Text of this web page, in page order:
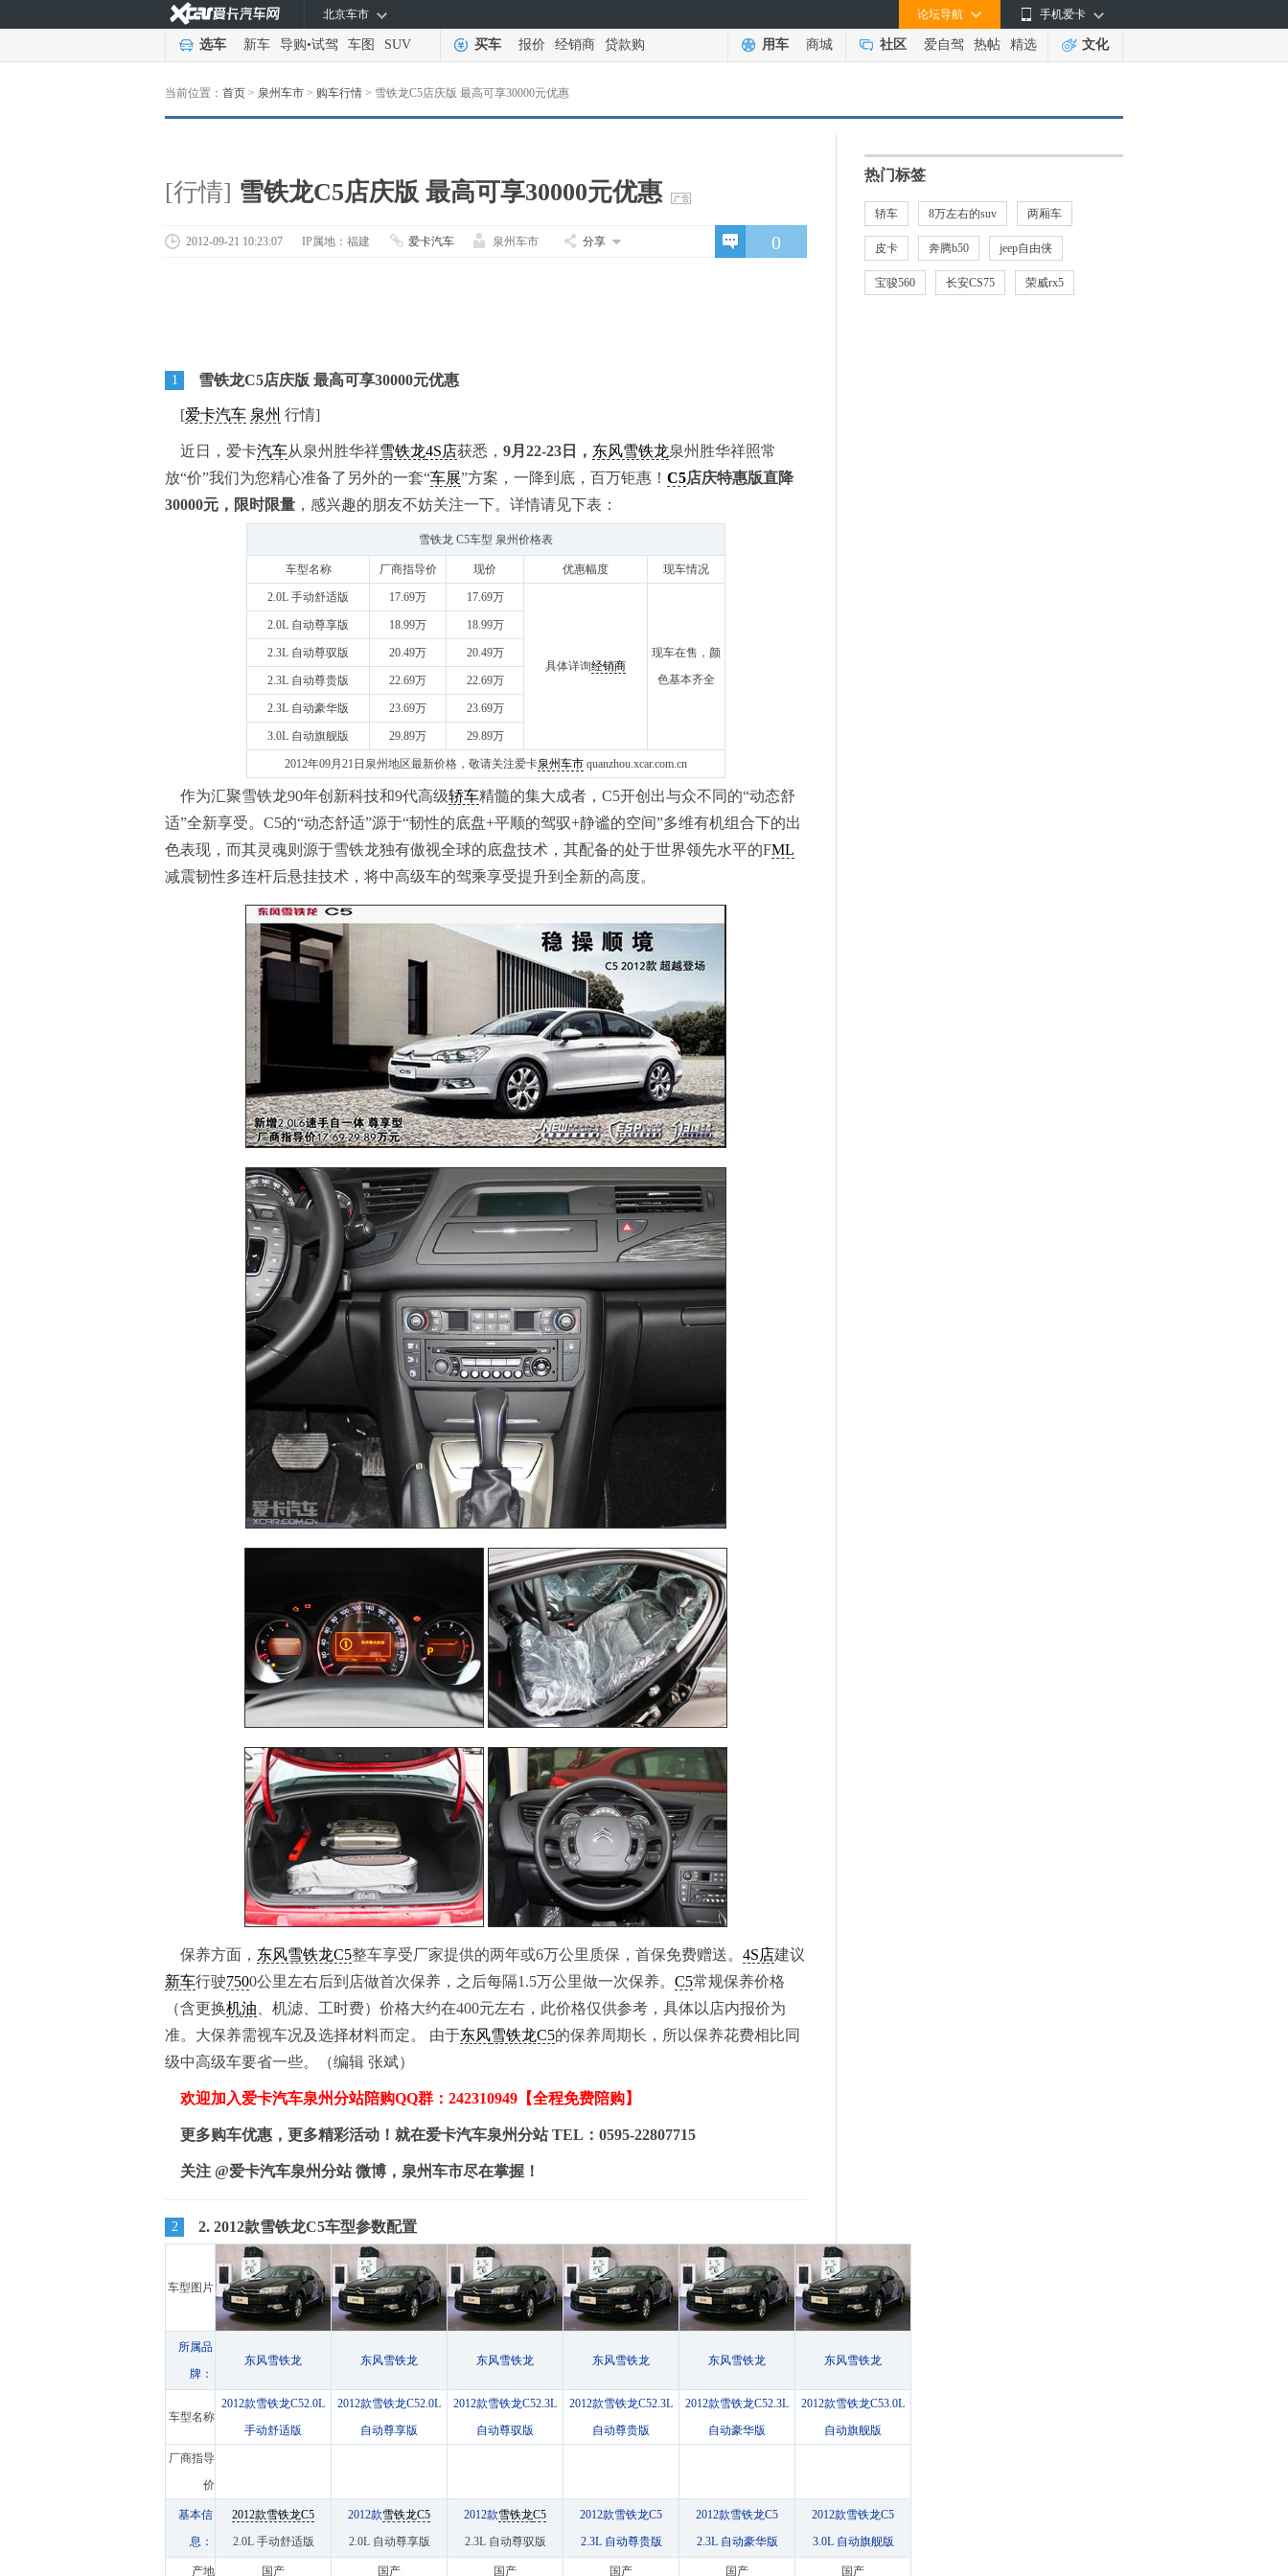
手机爱卡
论坛导航
北京车市
选车 新车 导购•试驾 车图 SUV 买车 报价 经销商 贷款购 用车 商城 社区 爱自驾 热帖 精选 文化
当前位置： 首页 > 泉州车市 > 购车行情 > 雪铁龙C5店庆版 最高可享30000元优惠
[行情] 雪铁龙C5店庆版 最高可享30000元优惠
0
2012-09-21 10:23:07 IP属地：福建 爱卡汽车 泉州车市 分享
1 雪铁龙C5店庆版 最高可享30000元优惠
[爱卡汽车 泉州 行情]
近日，爱卡汽车从泉州胜华祥雪铁龙4S店获悉， 9月22-23日， 东风雪铁龙泉州胜华祥照常
放“价”我们为您精心准备了另外的一套“车展”方案，一降到底，百万钜惠！ C5店庆特惠版直降
30000元，限时限量 ，感兴趣的朋友不妨关注一下。详情请见下表：
雪铁龙 C5车型 泉州价格表
车型名称 厂商指导价 现价 优惠幅度 现车情况
2.0L 手动舒适版 17.69万 17.69万
具体详询经销商
现车在售，颜
色基本齐全
2.0L 自动尊享版 18.99万 18.99万
2.3L 自动尊驭版 20.49万 20.49万
2.3L 自动尊贵版 22.69万 22.69万
2.3L 自动豪华版 23.69万 23.69万
3.0L 自动旗舰版 29.89万 29.89万
2012年09月21日泉州地区最新价格，敬请关注爱卡泉州车市 quanzhou.xcar.com.cn
作为汇聚雪铁龙90年创新科技和9代高级轿车精髓的集大成者，C5开创出与众不同的“动态舒
适”全新享受。C5的“动态舒适”源于“韧性的底盘+平顺的驾驭+静谧的空间”多维有机组合下的出
色表现，而其灵魂则源于雪铁龙独有傲视全球的底盘技术，其配备的处于世界领先水平的FML
减震韧性多连杆后悬挂技术，将中高级车的驾乘享受提升到全新的高度。
保养方面， 东风雪铁龙C5整车享受厂家提供的两年或6万公里质保，首保免费赠送。 4S店建议
新车行驶7500公里左右后到店做首次保养，之后每隔1.5万公里做一次保养。 C5常规保养价格
（含更换机油 、机滤、工时费）价格大约在400元左右，此价格仅供参考，具体以店内报价为
准。大保养需视车况及选择材料而定。 由于东风雪铁龙C5的保养周期长，所以保养花费相比同
级中高级车要省一些。（编辑 张斌）
欢迎加入爱卡汽车泉州分站陪购QQ群：242310949【全程免费陪购】
更多购车优惠，更多精彩活动！就在爱卡汽车泉州分站 TEL：0595-22807715
关注 @爱卡汽车泉州分站 微博，泉州车市尽在掌握！
2 2. 2012款雪铁龙C5车型参数配置
车型图片
所属品
牌：
东风雪铁龙 东风雪铁龙 东风雪铁龙 东风雪铁龙 东风雪铁龙 东风雪铁龙
车型名称
2012款雪铁龙C52.0L
手动舒适版
2012款雪铁龙C52.0L
自动尊享版
2012款雪铁龙C52.3L
自动尊驭版
2012款雪铁龙C52.3L
自动尊贵版
2012款雪铁龙C52.3L
自动豪华版
2012款雪铁龙C53.0L
自动旗舰版
厂商指导
价
基本信
息：
2012款雪铁龙C5
2.0L 手动舒适版
2012款雪铁龙C5
2.0L 自动尊享版
2012款雪铁龙C5
2.3L 自动尊驭版
2012款雪铁龙C5
2.3L 自动尊贵版
2012款雪铁龙C5
2.3L 自动豪华版
2012款雪铁龙C5
3.0L 自动旗舰版
产地 国产 国产 国产 国产 国产 国产
热门标签
轿车 8万左右的suv 两厢车
皮卡 奔腾b50 jeep自由侠
宝骏560 长安CS75 荣威rx5